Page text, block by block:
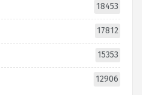
18453
17812
15353
12906